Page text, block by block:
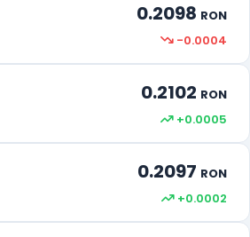
0.2098 RON
-0.0004
0.2102 RON
+0.0005
0.2097 RON
+0.0002